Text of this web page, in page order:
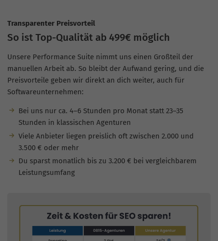
Transparenter Preisvorteil
So ist Top-Qualität ab 499€ möglich
Unsere Performance Suite nimmt uns einen Großteil der
manuellen Arbeit ab. So bleibt der Aufwand gering, und die
Preisvorteile geben wir direkt an dich weiter, auch für
Softwareunternehmen:
Bei uns nur ca. 4–6 Stunden pro Monat statt 23–35
Stunden in klassischen Agenturen
Viele Anbieter liegen preislich oft zwischen 2.000 und
3.500 € oder mehr
Du sparst monatlich bis zu 3.200 € bei vergleichbarem
Leistungsumfang